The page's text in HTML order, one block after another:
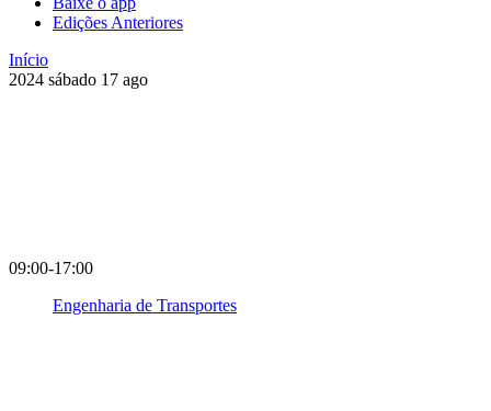
Edições Anteriores
Início
2024 sábado 17 ago
09:00-17:00
Engenharia de Transportes